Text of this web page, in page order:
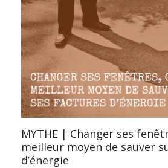
MYTHE | Changer ses
meilleur moyen de sauver
d’énergie